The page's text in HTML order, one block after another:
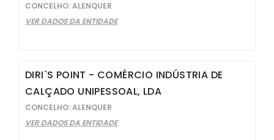
CONCELHO: ALENQUER
VER DADOS DA ENTIDADE
DIRI`S POINT - COMÉRCIO INDÚSTRIA DE
CALÇADO UNIPESSOAL, LDA
CONCELHO: ALENQUER
VER DADOS DA ENTIDADE